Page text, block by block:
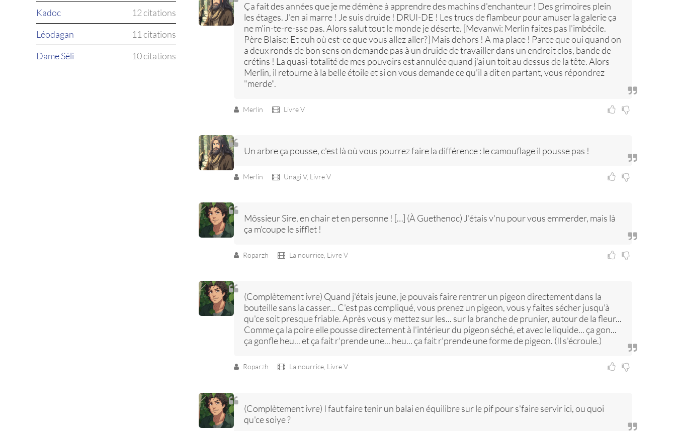
Kadoc
12 citations
Léodagan
11 citations
Dame Séli
10 citations
Ça fait des années que je me démène à apprendre des machins d'enchanteur ! Des grimoires plein
les étages. J'en ai marre ! Je suis druide ! DRUI-DE ! Les trucs de flambeur pour amuser la galerie ça
ne m'in-te-re-sse pas. Alors salut tout le monde je déserte. [Mevanwi: Merlin faites pas l'imbécile.
Père Blaise: Et euh où est-ce que vous allez aller?] Mais dehors ! A ma place ! Parce que oui quand on
a deux ronds de bon sens on demande pas à un druide de travailler dans un endroit clos, bande de
crétins ! La quasi-totalité de mes pouvoirs est annulée quand j'ai un toit au dessus de la tête. Alors
Merlin, il retourne à la belle étoile et si on vous demande ce qu'il a dit en partant, vous répondrez
"merde".
Merlin Livre V
Un arbre ça pousse, c'est là où vous pourrez faire la différence : le camouflage il pousse pas !
Merlin Unagi V, Livre V
Môssieur Sire, en chair et en personne ! […] (À Guethenoc) J'étais v'nu pour vous emmerder, mais là
ça m'coupe le sifflet !
Roparzh La nourrice, Livre V
(Complètement ivre) Quand j'étais jeune, je pouvais faire rentrer un pigeon directement dans la
bouteille sans la casser... C'est pas compliqué, vous prenez un pigeon, vous y faites sécher jusqu'à
qu'ce soit presque friable. Après vous y mettez sur les... sur la branche de prunier, autour de la fleur...
Comme ça la poire elle pousse directement à l'intérieur du pigeon séché, et avec le liquide... ça gon...
ça gonfle heu... et ça fait r'prende une... heu... ça fait r'prende une forme de pigeon. (Il s'écroule.)
Roparzh La nourrice, Livre V
(Complètement ivre) I faut faire tenir un balai en équilibre sur le pif pour s'faire servir ici, ou quoi
qu'ce soiye ?